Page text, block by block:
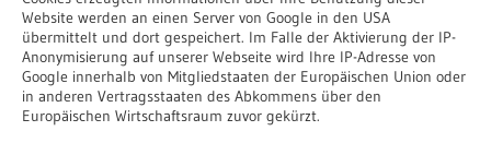
Website werden an einen Server von Google in den USA
übermittelt und dort gespeichert. Im Falle der Aktivierung der IP-
Anonymisierung auf unserer Webseite wird Ihre IP-Adresse von
Google innerhalb von Mitgliedstaaten der Europäischen Union oder
in anderen Vertragsstaaten des Abkommens über den
Europäischen Wirtschaftsraum zuvor gekürzt.